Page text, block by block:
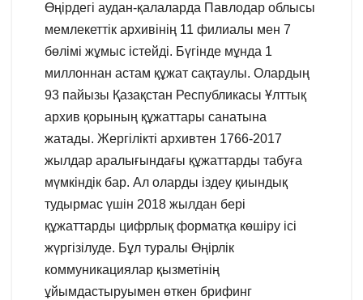
Өңірдегі аудан-қалаларда Павлодар облысы
мемлекеттік архивінің 11 филиалы мен 7
бөлімі жұмыс істейді. Бүгінде мұнда 1
миллоннан астам құжат сақтаулы. Олардың
93 пайызы Қазақстан Республикасы Ұлттық
архив қорының құжаттары санатына
жатады. Жергілікті архивтен 1766-2017
жылдар аралығындағы құжаттарды табуға
мүмкіндік бар. Ал оларды іздеу қиындық
тудырмас үшін 2018 жылдан бері
құжаттарды цифрлық форматқа көшіру ісі
жүргізілуде. Бұл туралы Өңірлік
коммуникациялар қызметінің
ұйымдастыруымен өткен брифинг